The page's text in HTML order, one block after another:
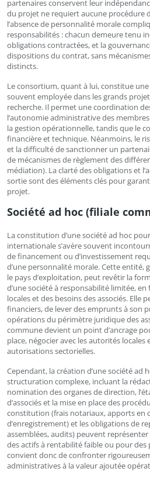
partenaires conservent leur
du projet ne requiert aucune procédure
l’absence de personnalité morale
responsabilités : chacun demeure tenu
obligations contractées, et la
dispositions du contrat, sans
distincts.
Le consortium, quant à lui, constitue
souvent employée dans les grands
recherche. Il permet une coordination
l’autonomie administrative des
la gestion opérationnelle, tandis que le
financière et technique. Néanmoins, le
et la difficulté de sanctionner un
de mécanismes de règlement des
médiation). La clarté des obligations et
sortie sont des éléments clés pour
projet.
Société ad hoc (filiale
La constitution d’une société ad hoc
internationale s’avère souvent
de financement ou d’investissement
d’une personnalité morale. Cette entité,
le pays d’exploitation, peut revêtir la
d’une société à responsabilité limitée,
locales et des besoins des associés. Elle
financiers, de lever des emprunts à son
opérations du périmètre juridique des
commune devient un point d’ancrage
place, négocier avec les autorités locales
autorisations sectorielles.
Cependant, la création d’une société ad
structuration complexe, incluant la
nomination des organes de direction,
d’associés et la mise en place des
constitution (frais notariaux, apports en
d’enregistrement) et les obligations de
assemblées, audits) peuvent
des actifs à rentabilité faible ou pour des
convient donc de confronter
administratives à la valeur ajoutée